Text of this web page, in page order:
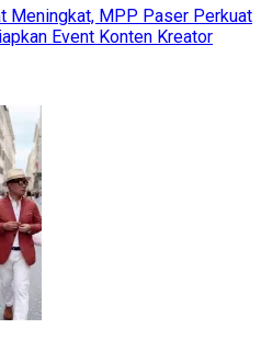
Meningkat, MPP Paser Perkuat
Event Konten Kreator